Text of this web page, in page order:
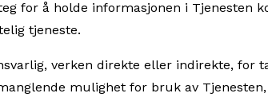
for å holde informasjonen i Tjenesten
tjeneste.
verken direkte eller indirekte, for
mulighet for bruk av